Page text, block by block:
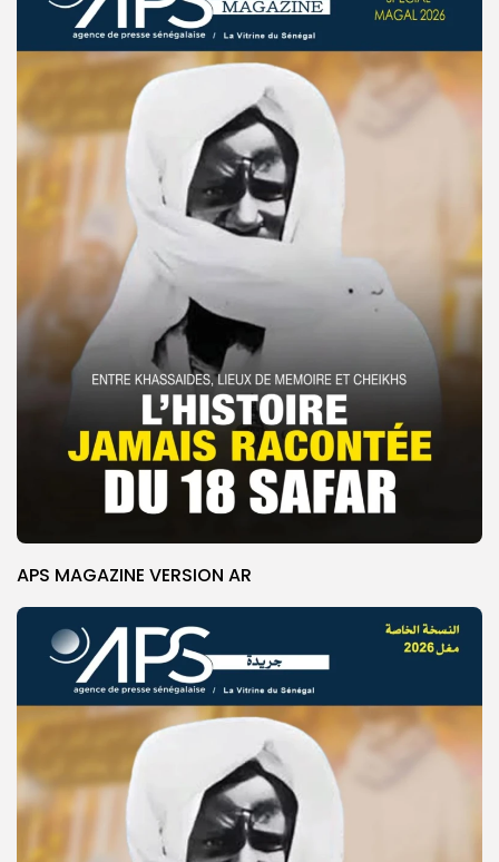
APS MAGAZINE VERSION AR